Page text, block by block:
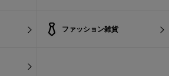
ファッション雑貨